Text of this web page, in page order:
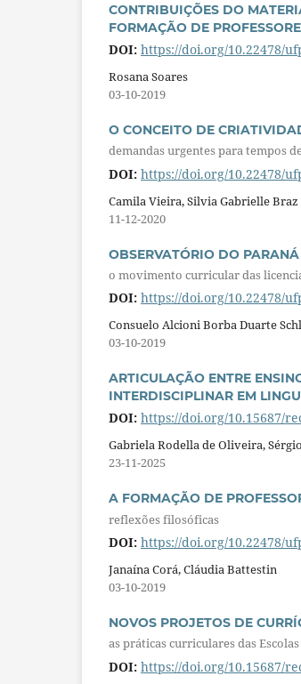
CONTRIBUIÇÕES DO
FORMAÇÃO DE
DOI: https://doi.org/10.22478/
Rosana Soares
03-10-2019
O CONCEITO DE
demandas urgentes para tempos
DOI: https://doi.org/10.22478/
Camila Vieira, Silvia Gabrielle
11-12-2020
OBSERVATÓRIO DO PARANÁ
o movimento curricular das
DOI: https://doi.org/10.22478/
Consuelo Alcioni Borba Duarte
03-10-2019
ARTICULAÇÃO ENTRE
INTERDISCIPLINAR EM
DOI: https://doi.org/10.15687/
Gabriela Rodella de Oliveira,
23-11-2025
A FORMAÇÃO DE
reflexões filosóficas
DOI: https://doi.org/10.22478/
Janaína Corá, Cláudia Battestin
03-10-2019
NOVOS PROJETOS DE
as práticas curriculares das
DOI: https://doi.org/10.15687/